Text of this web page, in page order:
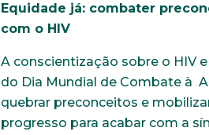
Equidade já: combater
com o HIV
A conscientização sobre o HIV
do Dia Mundial de Combate à
quebrar preconceitos e
progresso para acabar com a